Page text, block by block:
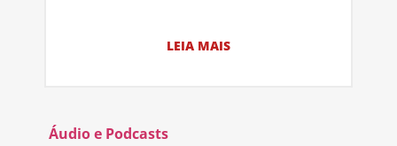
LEIA MAIS
Áudio e Podcasts